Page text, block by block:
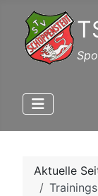
Aktuelle